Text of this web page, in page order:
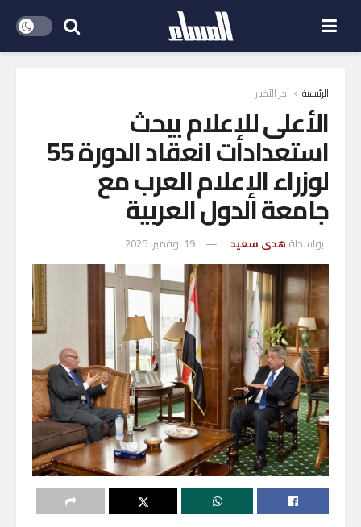
الرئيسية آخر الأخبار
الأعلى للإعلام يبحث
استعدادات انعقاد الدورة 55
لوزراء الإعلام العرب مع
جامعة الدول العربية
بواسطة هدى سعيد 19 نوفمبر، 2025